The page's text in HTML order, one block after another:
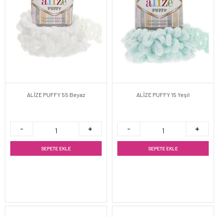
ALİZE PUFFY 55 Beyaz
SEPETE EKLE
ALİZE PUFFY 15 Yeşil
SEPETE EKLE